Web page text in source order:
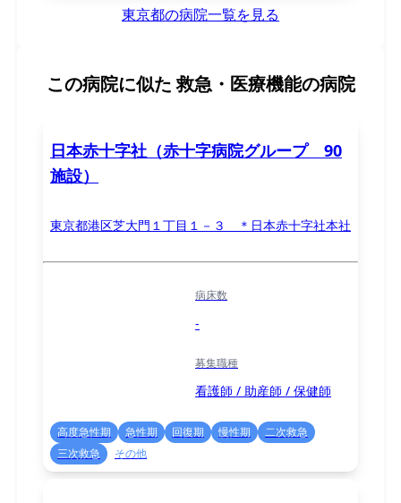
東京都の病院一覧を見る
この病院に似た 救急・医療機能の病院
日本赤十字社（赤十字病院グループ 90
施設）
東京都港区芝大門１丁目１－３ ＊日本赤十字社本社
病床数
-
募集職種
看護師 / 助産師 / 保健師
高度急性期 急性期 回復期 慢性期
二次救急
三次救急
その他